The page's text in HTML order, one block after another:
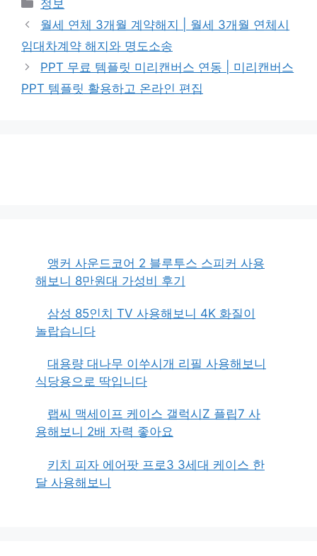
테
리
정보
월세 연체 3개월 계약해지 | 월세 3개월 연체시
임대차계약 해지와 명도소송
PPT 무료 템플릿 미리캔버스 연동 | 미리캔버스
PPT 템플릿 활용하고 온라인 편집
앵커 사운드코어 2 블루투스 스피커 사용
해보니 8만원대 가성비 후기
삼성 85인치 TV 사용해보니 4K 화질이
놀랍습니다
대용량 대나무 이쑤시개 리필 사용해보니
식당용으로 딱입니다
랩씨 맥세이프 케이스 갤럭시Z 플립7 사
용해보니 2배 자력 좋아요
키치 피자 에어팟 프로3 3세대 케이스 한
달 사용해보니